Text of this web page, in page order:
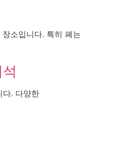
소입니다. 특히 폐는
다. 다양한